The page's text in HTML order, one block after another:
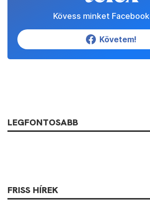
Kövess minket
Követem!
LEGFONTOSABB
FRISS HÍREK